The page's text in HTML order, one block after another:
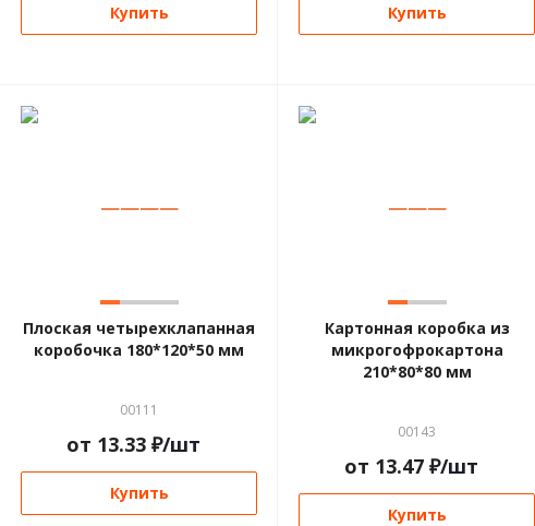
Купить Купить
————
Плоская четырехклапанная
коробочка 180*120*50 мм
00111
от 13.33 ₽/шт
Купить
———
Картонная коробка из
микрогофрокартона
210*80*80 мм
00143
от 13.47 ₽/шт
Купить